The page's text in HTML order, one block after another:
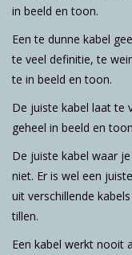
in beeld en toon.
Een te dunne kabel
te veel definitie, te
te in beeld en toon.
De juiste kabel laat te
geheel in beeld en
De juiste kabel waar
niet. Er is wel een
uit verschillende
tillen.
Een kabel werkt nooit